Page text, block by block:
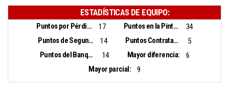
ESTADÍSTICAS DE EQUIPO:
Puntos por Pérdidas: 17 Puntos en la Pintura:
34
Puntos de Segunda Oportunidad:
14 Puntos Contrataque:
5
Puntos del Banquillo:
14 Mayor diferencia:
6
Mayor parcial:
9